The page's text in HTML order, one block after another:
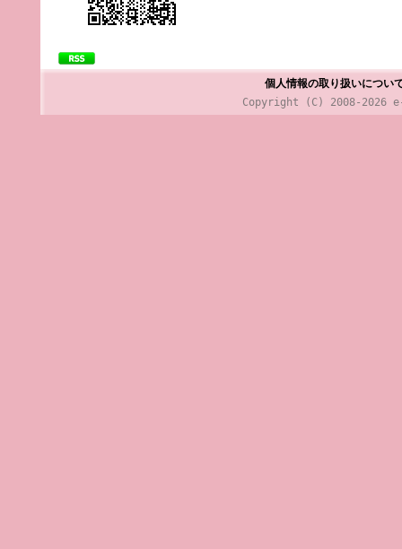
個人情報の取り扱いについ
Copyright (C) 2008-